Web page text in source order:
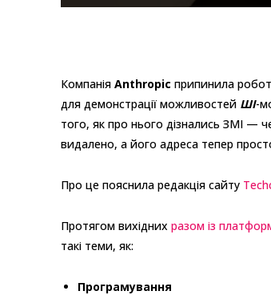
Компанія Anthropic припинила
для демонстрації можливостей ШІ-
того, як про нього дізнались ЗМІ —
видалено, а його адреса тепер
Про це пояснила редакція сайту
Протягом вихідних разом із
такі теми, як:
Програмування